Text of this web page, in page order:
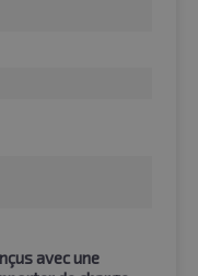
avec une